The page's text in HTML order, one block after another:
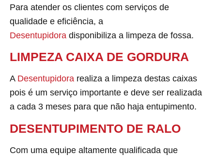
Para atender os clientes com serviços de
qualidade e eficiência, a
Desentupidora disponibiliza a limpeza de fossa.
LIMPEZA CAIXA DE GORDURA
A Desentupidora realiza a limpeza destas caixas
pois é um serviço importante e deve ser realizada
a cada 3 meses para que não haja entupimento.
DESENTUPIMENTO DE RALO
Com uma equipe altamente qualificada que